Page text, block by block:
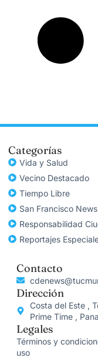
Categorías
Vida y Salud
Vecino Destacado
Tiempo Libre
San Francisco News
Responsabilidad
Reportajes
Contacto
Dirección
Costa del Este ,
Prime Time ,
Legales
Términos y
uso